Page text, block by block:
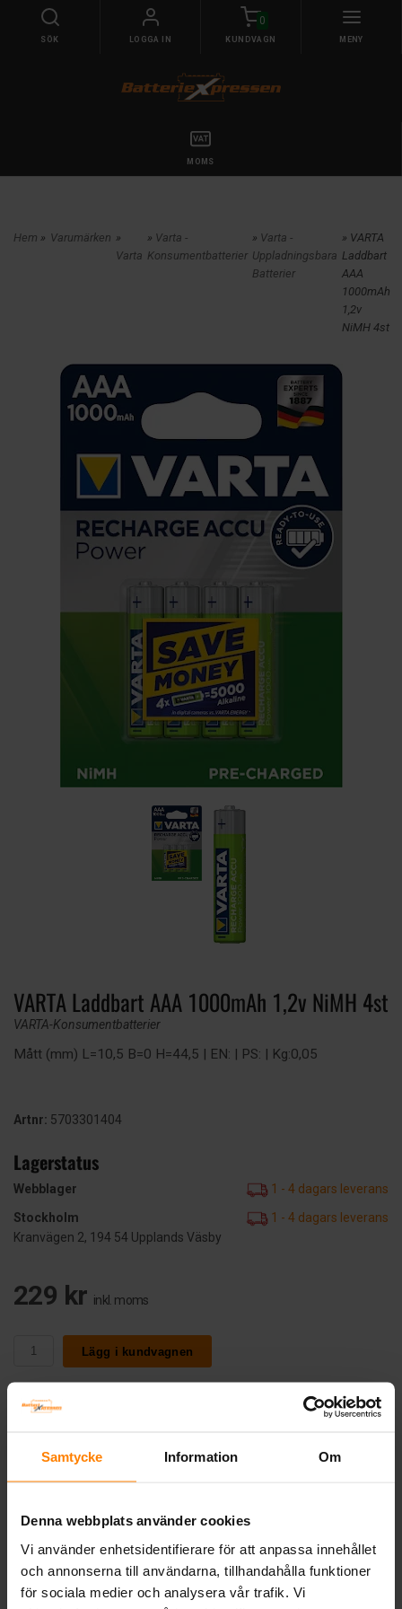
Samtycke Information Om
Denna webbplats använder cookies
Vi använder enhetsidentifierare för att anpassa innehållet
och annonserna till användarna, tillhandahålla funktioner
för sociala medier och analysera vår trafik. Vi
SÖK LOGGA IN
0
KUNDVAGN MENY
MOMS
Hem » Varumärken »
Varta
» Varta -
Konsumentbatterier
» Varta -
Uppladningsbara
Batterier
» VARTA
Laddbart
AAA
1000mAh
1,2v
NiMH 4st
VARTA Laddbart AAA 1000mAh 1,2v NiMH 4st
VARTA-Konsumentbatterier
Mått (mm) L=10,5 B=0 H=44,5 | EN: | PS: | Kg:0,05
Artnr: 5703301404
Lagerstatus
Webblager
1 - 4 dagars leverans
Stockholm
1 - 4 dagars leverans
Kranvägen 2, 194 54 Upplands Väsby
229 kr inkl. moms
Lägg i kundvagnen
SPECIFIKATION
VARTA Laddbart AAA 1000mAh 1,2v NiMH 4st
Tillverkare:VARTA-Konsumentbatterier
Artikelnummer:5703301404